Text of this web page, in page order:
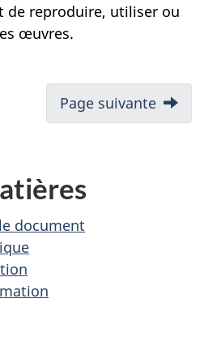
de reproduire, utiliser ou
œuvres.
Page suivante
document